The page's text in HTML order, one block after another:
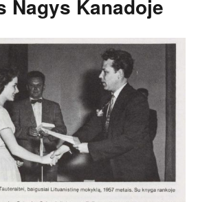
Nagys Kanadoje